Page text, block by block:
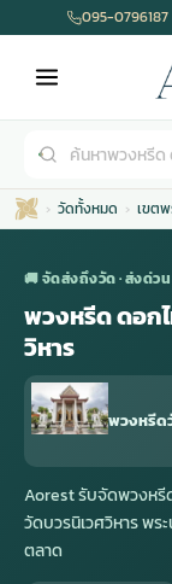
ดอกไม้หน้าศพ
จัดดอกไม้หน้าศพ
พวงหรีด กรุงเทพ
สั่งพวงหรีด
มรุ
มรุสีขาว
ไม้งานแต่ง
ไม้งานแต่ง ราคาถูก
พวงหรีดพัดลม
พวงหรีดพัดลม ราคาถูก
รับจัดงานศพ
รับจัดงานศพ ครบวง
095-0796187
วัดทั้งหมด เขต
🚚 จัดส่งถึงวัด · ส่งด่ว
พวงหรีด ดอก
วิหาร
พวงหรีด
Aorest รับจัดพวงหรี
วัดบวรนิเวศวิหาร พร
ตลาด